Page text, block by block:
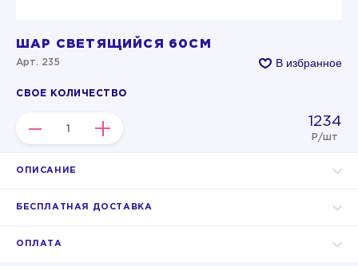
ШАР СВЕТЯЩИЙСЯ 60СМ
Арт. 235 В избранное
СВОЕ КОЛИЧЕСТВО
– + 1234
Р/шт
ОПИСАНИЕ
БЕСПЛАТНАЯ ДОСТАВКА
ОПЛАТА